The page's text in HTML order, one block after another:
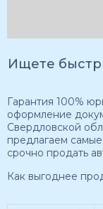
Ищете
Гарантия 100%
оформление
Свердловской
предлагаем
срочно продать
Как выгоднее